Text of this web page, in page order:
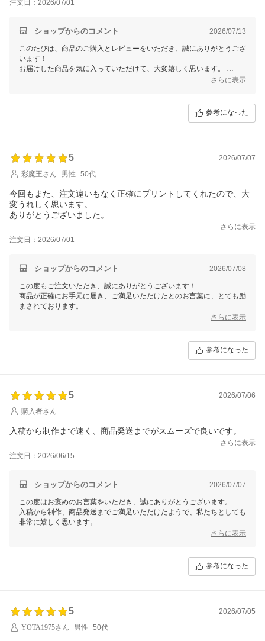
注文日：2026/07/01
ショップからのコメント 2026/07/13
このたびは、商品のご購入とレビューをいただき、誠にありがとうござ
います！
お届けした商品を気に入っていただけて、大変嬉しく思います。
何かご不明点やお気付きの点がございましたら、気軽にお問い合わせく
さらに表示
参考になった
5
2026/07/07
彩魔王さん
男性 50代
今回もまた、注文違いもなく正確にプリントしてくれたので、大
変うれしく思います。
ありがとうございました。
さらに表示
注文日：2026/07/01
ショップからのコメント 2026/07/08
この度もご注文いただき、誠にありがとうございます！
商品が正確にお手元に届き、ご満足いただけたとのお言葉に、とても励
まされております。
ビス向上に努めてまいります。またのご利用を心よりお待ちしておりま
さらに表示
参考になった
5
2026/07/06
購入者さん
入稿から制作まで速く、商品発送までがスムーズで良いです。
さらに表示
注文日：2026/06/15
ショップからのコメント 2026/07/07
この度はお褒めのお言葉をいただき、誠にありがとうございます。
入稿から制作、商品発送までご満足いただけたようで、私たちとしても
非常に嬉しく思います。
これからもお客様に迅速かつスムーズなお買い物体験をお届けできるよ
さらに表示
参考になった
5
2026/07/05
YOTA1975さん
男性 50代